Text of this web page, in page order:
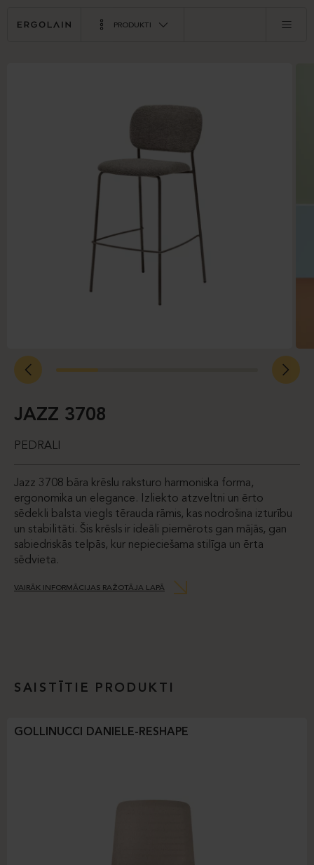
PRODUKTI
JAZZ 3708
PEDRALI
Jazz 3708 bāra krēslu raksturo harmoniska forma,
ergonomika un elegance. Izliekto atzveltni un ērto
sēdekli balsta viegls tērauda rāmis, kas nodrošina izturību
un stabilitāti. Šis krēsls ir ideāli piemērots gan mājās, gan
sabiedriskās telpās, kur nepieciešama stilīga un ērta
sēdvieta.
VAIRĀK INFORMĀCIJAS RAŽOTĀJA LAPĀ
SAISTĪTIE PRODUKTI
GOLLINUCCI DANIELE-RESHAPE